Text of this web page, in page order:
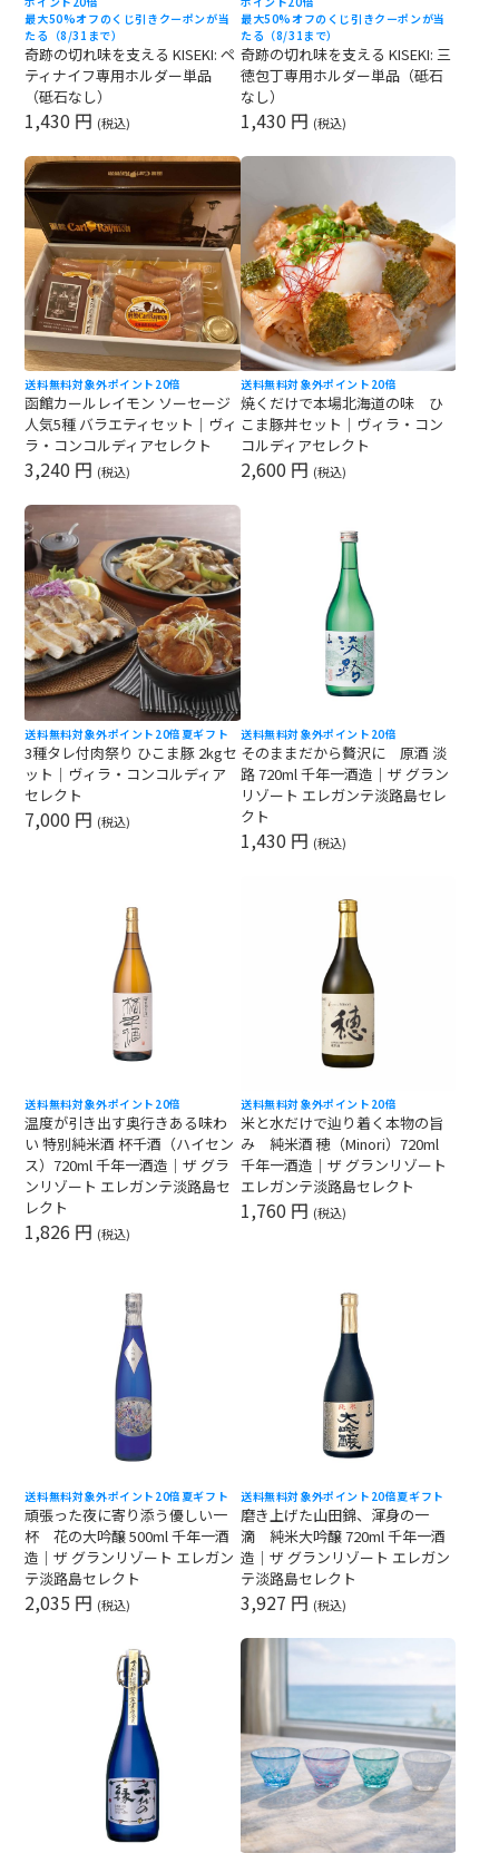
最大50%オフのくじ引きクーポンが当
たる（8/31まで）
奇跡の切れ味を支える KISEKI: ペ
ティナイフ専用ホルダー単品
（砥石なし）
1,430 円 (税込)
最大50%オフのくじ引きクーポンが当
たる（8/31まで）
奇跡の切れ味を支える KISEKI: 三
徳包丁専用ホルダー単品（砥石
なし）
1,430 円 (税込)
送料無料対象外ポイント20倍
函館カールレイモン ソーセージ
人気5種 バラエティセット｜ヴィ
ラ・コンコルディアセレクト
3,240 円 (税込)
送料無料対象外ポイント20倍
焼くだけで本場北海道の味 ひ
こま豚丼セット｜ヴィラ・コン
コルディアセレクト
2,600 円 (税込)
送料無料対象外ポイント20倍 夏ギフト
3種タレ付肉祭り ひこま豚 2kgセ
ット｜ヴィラ・コンコルディア
セレクト
7,000 円 (税込)
送料無料対象外ポイント20倍
そのままだから贅沢に 原酒 淡
路 720ml 千年一酒造｜ザ グラン
リゾート エレガンテ淡路島セレ
クト
1,430 円 (税込)
送料無料対象外ポイント20倍
温度が引き出す奥行きある味わ
い 特別純米酒 杯千酒（ハイセン
ス）720ml 千年一酒造｜ザ グラ
ンリゾート エレガンテ淡路島セ
レクト
1,826 円 (税込)
送料無料対象外ポイント20倍
米と水だけで辿り着く本物の旨
み 純米酒 穂（Minori）720ml
千年一酒造｜ザ グランリゾート
エレガンテ淡路島セレクト
1,760 円 (税込)
送料無料対象外ポイント20倍 夏ギフト
頑張った夜に寄り添う優しい一
杯 花の大吟醸 500ml 千年一酒
造｜ザ グランリゾート エレガン
テ淡路島セレクト
2,035 円 (税込)
送料無料対象外ポイント20倍夏ギフト
磨き上げた山田錦、渾身の一
滴 純米大吟醸 720ml 千年一酒
造｜ザ グランリゾート エレガン
テ淡路島セレクト
3,927 円 (税込)